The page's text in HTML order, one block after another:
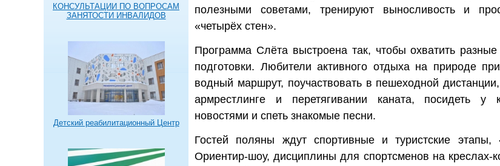
КОНСУЛЬТАЦИИ ПО ВОПРОСАМ
ЗАНЯТОСТИ ИНВАЛИДОВ
Детский реабилитационный Центр
полезными советами, тренируют выносливость и
«четырёх стен».
Программа Слёта выстроена так, чтобы охватить
подготовки. Любители активного отдыха на природе
водный маршрут, поучаствовать в пешеходной
армрестлинге и перетягивании каната, посидеть у
новостями и спеть знакомые песни.
Гостей поляны ждут спортивные и туристские этапы,
Ориентир-шоу, дисциплины для спортсменов на креслах-